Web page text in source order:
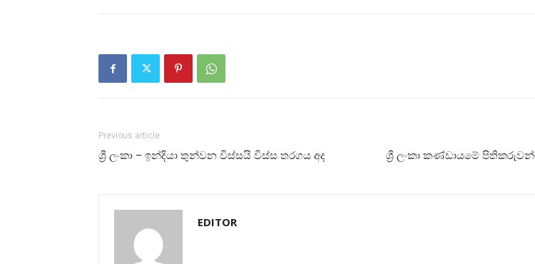
Previous article
ශ්‍රී ලංකා – ඉන්දියා තුන්වන විස්සයි විස්ස තරගය අද ශ්‍රී ලංකා කණ්ඩායමේ
EDITOR